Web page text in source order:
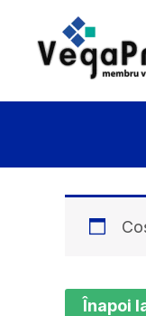
content
Înapoi